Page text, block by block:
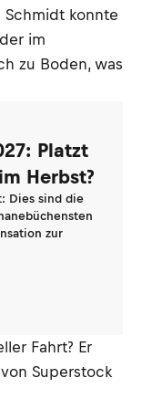
Schmidt konnte
im
zu Boden, was
Platzt
Herbst?
Dies sind die
zur
Fahrt? Er
Superstock